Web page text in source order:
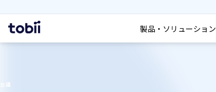
ホ
ー
製品・ソリューション
検索
会議